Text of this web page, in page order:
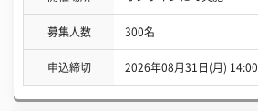
募集人数 300名
申込締切 2026年08月31日(月) 14:00